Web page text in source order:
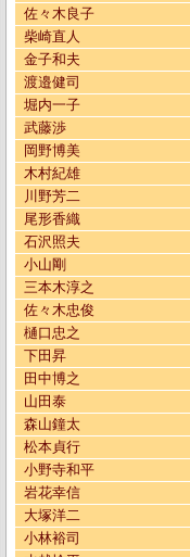
佐々木良子
柴崎直人
金子和夫
渡邉健司
堀内一子
武藤渉
岡野博美
木村紀雄
川野芳二
尾形香織
石沢照夫
小山剛
三本木淳之
佐々木忠俊
樋口忠之
下田昇
田中博之
山田泰
森山鐘太
松本貞行
小野寺和平
岩花幸信
大塚洋二
小林裕司